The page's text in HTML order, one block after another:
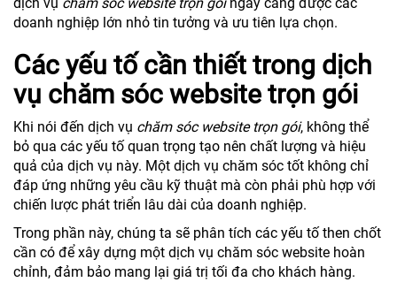
dịch vụ chăm sóc website trọn góingày càng được các
doanh nghiệp lớn nhỏ tin tưởng và ưu tiên lựa chọn.
Các yếu tố cần thiết trong dịch
vụ chăm sóc website trọn gói
Khi nói đến dịch vụ chăm sóc website trọn gói, không thể
bỏ qua các yếu tố quan trọng tạo nên chất lượng và hiệu
quả của dịch vụ này. Một dịch vụ chăm sóc tốt không chỉ
đáp ứng những yêu cầu kỹ thuật mà còn phải phù hợp với
chiến lược phát triển lâu dài của doanh nghiệp.
Trong phần này, chúng ta sẽ phân tích các yếu tố then chốt
cần có để xây dựng một dịch vụ chăm sóc website hoàn
chỉnh, đảm bảo mang lại giá trị tối đa cho khách hàng.